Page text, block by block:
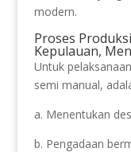
modern.
Proses
Kepulauan,
Untuk
semi manual,
a. Menentukan
b. Pengadaan